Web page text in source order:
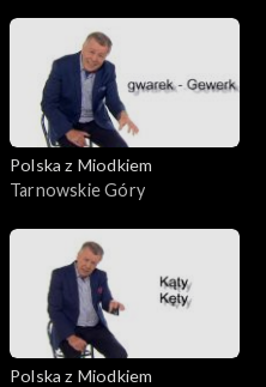
Polska z Miodkiem
Tarnowskie Góry
Polska z Miodkiem